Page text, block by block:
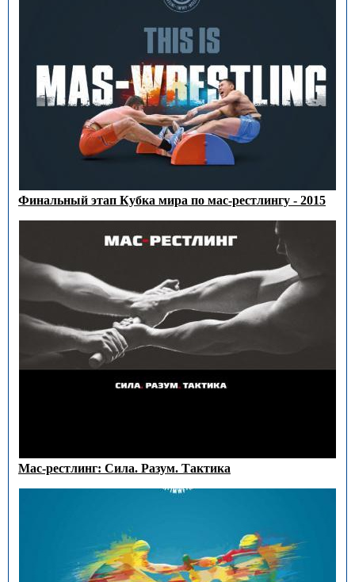
Финальный этап Кубка мира по мас-рестлингу - 2015
Мас-рестлинг: Сила. Разум. Тактика